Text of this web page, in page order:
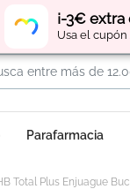
¡-3€ extra
Usa el cupón
Parafarmacia
Total Plus Enjuague